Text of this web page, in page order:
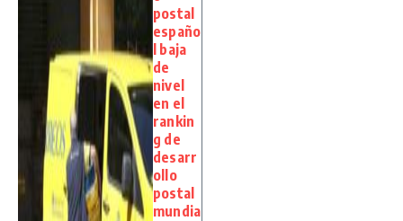
postal
españo
l baja
de
nivel
en el
rankin
g de
desarr
ollo
postal
mundia